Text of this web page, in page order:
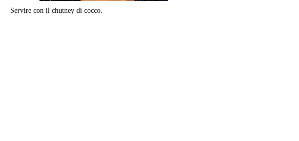
Servire con il chutney di cocco.